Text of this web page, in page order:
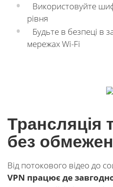
Використовуйте
рівня
Будьте в безпеці в
мережах Wi-Fi
Трансляція
без
Від потокового відео до
VPN працює де